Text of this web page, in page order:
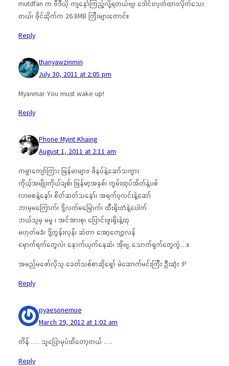
mutdfan က ဗီဒီယို ကျနော်ကြည့်လို့ရတယ်ဗျ၊ ဒေါင်းလုတ်ထားလိုက်သေး
တယ်၊ ဖိုင်ဆိုက်က 26.8MB ကြီးများတောင်။
Reply
thanyawzinmin
July 30, 2011 at 2:05 pm
Myanmar You must wake up!
Reply
Phone Myint Khaing
August 1, 2011 at 2:11 am
ကမ္ဘာကျော်ကြား မြန်မာများ၊ ဖိနပ်နဲ့ဆော်သကွား
ကိုယ့်အမျိုးကိုယ်ချစ်၊ မြန်မာ့အနှစ်၊ ကွမ်းထုပ်အိတ်နဲ့ပစ်
လာမစနဲ့နော်၊ စိတ်ဆတ်သနော်၊ အရက်ပုလင်းနဲ့ဆော်
ဘာမှမကြောက်၊ ဒို့လက်မမြောက်၊ ထီးရိုးတံနဲ့ပေါက်
ဘယ်သူမှ မမှု ၊ အင်အားစု၊ ပြောင်းဖူးရိုးနဲ့ထု
မဟုတ်မခံ၊ ဒို့တွန်းလှန်၊ ဆဲတာ အော့ကျော့လန်
မှောက်ရက်တွေလဲ၊ နှောက်ယှက်နေဆဲ၊ အိုဗျ..သောက်ရှက်တွေကွဲ…။
အမည်မဖော်လိုသူ ခေတ်သစ်စာဆိုရှော် မဲဆောက်မင်းကြီး ဦးဆုံး :P
Reply
pyaesonemue
March 29, 2012 at 1:02 am
တိန် …. သူပြောမှပဲထိတော့တယ် ….
Reply